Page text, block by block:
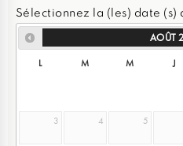
Sélectionnez la (les) date (s)
AOÛT
L M M J
3 4 5